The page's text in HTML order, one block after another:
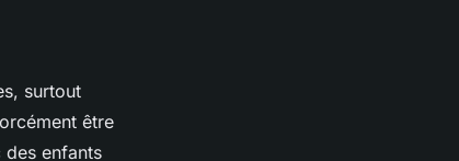
surtout
être
des enfants